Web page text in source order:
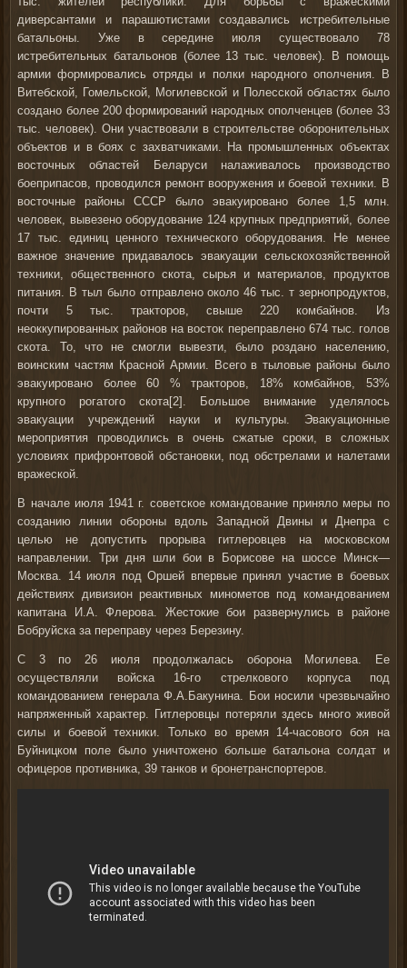
диверсантами и парашютистами создавались истребительные
батальоны. Уже в середине июля существовало 78
истребительных батальонов (более 13 тыс. человек). В помощь
армии формировались отряды и полки народного ополчения. В
Витебской, Гомельской, Могилевской и Полесской областях было
создано более 200 формирований народных ополченцев (более 33
тыс. человек). Они участвовали в строительстве оборонительных
объектов и в боях с захват­чиками. На промышленных объектах
восточных областей Беларуси налаживалось производство
боеприпасов, проводился ремонт вооружения и боевой техники. В
восточные районы СССР было эвакуировано более 1,5 млн.
человек, вывезено оборудование 124 крупных предприятий, более
17 тыс. единиц ценного технического оборудования. Не менее
важное значение придавалось эвакуации сельскохозяйственной
техники, общественного скота, сырья и материалов, продуктов
питания. В тыл было отправлено около 46 тыс. т зернопродуктов,
почти 5 тыс. тракторов, свыше 220 комбайнов. Из
неоккупированных районов на восток переправлено 674 тыс. голов
скота. То, что не смогли вывезти, было роздано населению,
воинским частям Красной Армии. Всего в тыловые районы было
эвакуировано более 60 % тракторов, 18% комбайнов, 53%
крупного рогатого скота[2]. Большое внимание уделялось
эвакуации учреждений науки и культуры. Эвакуационные
мероприятия проводились в очень сжатые сроки, в сложных
условиях прифронтовой обстановки, под обстрелами и налетами
вражеской.
В начале июля 1941 г. советское командование приняло меры по
созданию линии обороны вдоль Западной Двины и Днепра с
целью не допустить прорыва гитлеровцев на московском
направлении. Три дня шли бои в Борисове на шоссе Минск—
Москва. 14 июля под Оршей впервые принял участие в боевых
действиях дивизион реактивных минометов под командованием
капитана И.А. Флерова. Жестокие бои развернулись в районе
Бобруйска за переправу через Березину.
С 3 по 26 июля продолжалась оборона Могилева. Ее
осуществляли войска 16-го стрелкового корпуса под
командованием генерала Ф.А.Бакунина. Бои носили чрезвычайно
напряженный характер. Гитлеровцы потеряли здесь много живой
силы и боевой техники. Только во время 14-часового боя на
Буйницком поле было уничтожено больше батальона солдат и
офицеров противника, 39 танков и бронетранспортеров.